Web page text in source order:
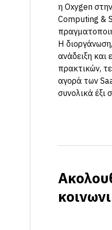
η Oxygen
Computing &
Η
ανάδειξη και
πρακτικών,
αγορά των
συνολικά έξι